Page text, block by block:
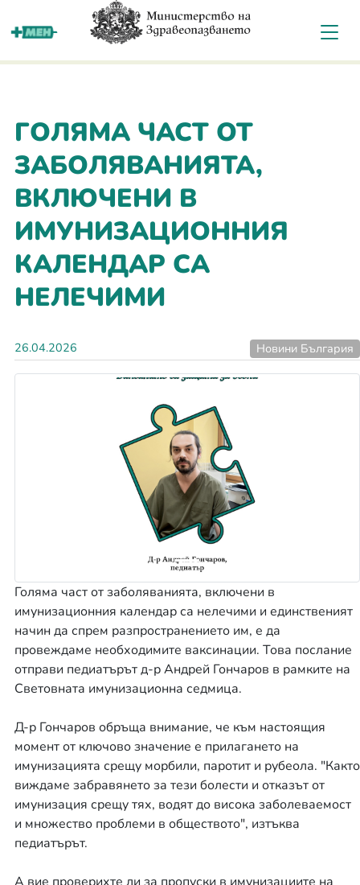
За мен
ГОЛЯМА ЧАСТ ОТ
ЗАБОЛЯВАНИЯТА,
ВКЛЮЧЕНИ В
ИМУНИЗАЦИОННИЯ
КАЛЕНДАР СА
НЕЛЕЧИМИ
26.04.2026 Новини България
Голяма част от заболяванията, включени в
имунизационния календар са нелечими и единственият
начин да спрем разпространението им, е да
провеждаме необходимите ваксинации. Това послание
отправи педиатърът д-р Андрей Гончаров в рамките на
Световната имунизационна седмица.
Д-р Гончаров обръща внимание, че към настоящия
момент от ключово значение е прилагането на
имунизацията срещу морбили, паротит и рубеола. "Както
виждаме забравянето за тези болести и отказът от
имунизация срещу тях, водят до висока заболеваемост
и множество проблеми в обществото", изтъква
педиатърът.